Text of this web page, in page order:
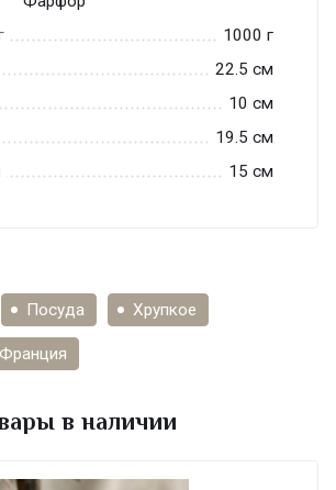
1000 г
22.5 см
10 см
19.5 см
15 см
Посуда Хрупкое
Франция
в наличии